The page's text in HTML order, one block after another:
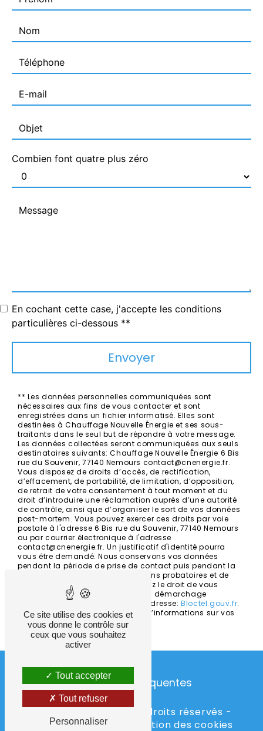
Combien font quatre plus zéro
En cochant cette case, j'accepte les conditions
particulières ci-dessous **
Envoyer
** Les données personnelles communiquées sont
nécessaires aux fins de vous contacter et sont
enregistrées dans un fichier informatisé. Elles sont
destinées à Chauffage Nouvelle Énergie et ses sous-
traitants dans le seul but de répondre à votre message.
Les données collectées seront communiquées aux seuls
destinataires suivants: Chauffage Nouvelle Énergie 6 Bis
rue du Souvenir, 77140 Nemours contact@cnenergie.fr.
Vous disposez de droits d’accès, de rectification,
d’effacement, de portabilité, de limitation, d’opposition,
de retrait de votre consentement à tout moment et du
droit d’introduire une réclamation auprès d’une autorité
de contrôle, ainsi que d’organiser le sort de vos données
post-mortem. Vous pouvez exercer ces droits par voie
postale à l'adresse 6 Bis rue du Souvenir, 77140 Nemours
ou par courrier électronique à l'adresse
contact@cnenergie.fr. Un justificatif d'identité pourra
vous être demandé. Nous conservons vos données
pendant la période de prise de contact puis pendant la
durée de prescription légale aux fins probatoires et de
gestion des contentieux. Vous avez le droit de vous
inscrire sur la liste d'opposition au démarchage
téléphonique, disponible à cette adresse:Bloctel.gouv.fr.
Consultez le site cnil.fr pour plus d’informations sur vos
droits.
Recherches fréquentes
- 2026 - Tous droits réservés -
Mentions légales
Gestion des cookies
Ce site utilise des cookies et
vous donne le contrôle sur
ceux que vous souhaitez
activer
Tout accepter
Tout refuser
Personnaliser